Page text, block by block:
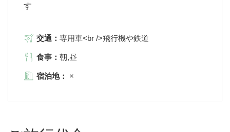
す
交通： 専用車<br />飛行機や鉄道
食事： 朝,昼
宿泊地： ×